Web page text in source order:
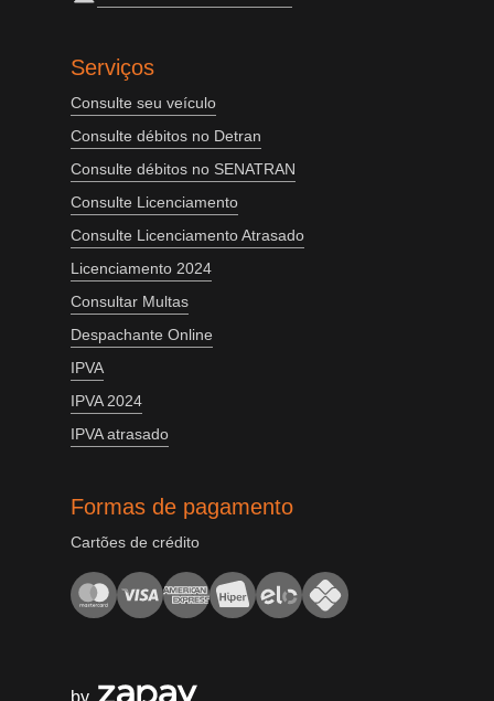
Serviços
Consulte seu veículo
Consulte débitos no Detran
Consulte débitos no SENATRAN
Consulte Licenciamento
Consulte Licenciamento Atrasado
Licenciamento 2024
Consultar Multas
Despachante Online
IPVA
IPVA 2024
IPVA atrasado
Formas de pagamento
Cartões de crédito
by